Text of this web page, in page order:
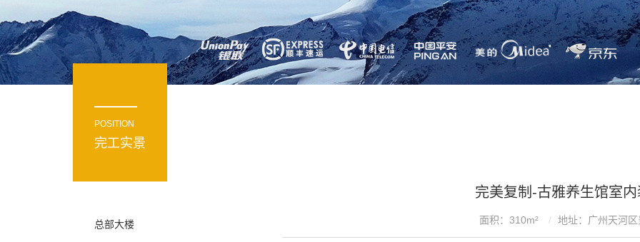
POSITION
完工实景
总部大楼
完美复制-古雅养生馆室
面积：310m² 地址：广州天河